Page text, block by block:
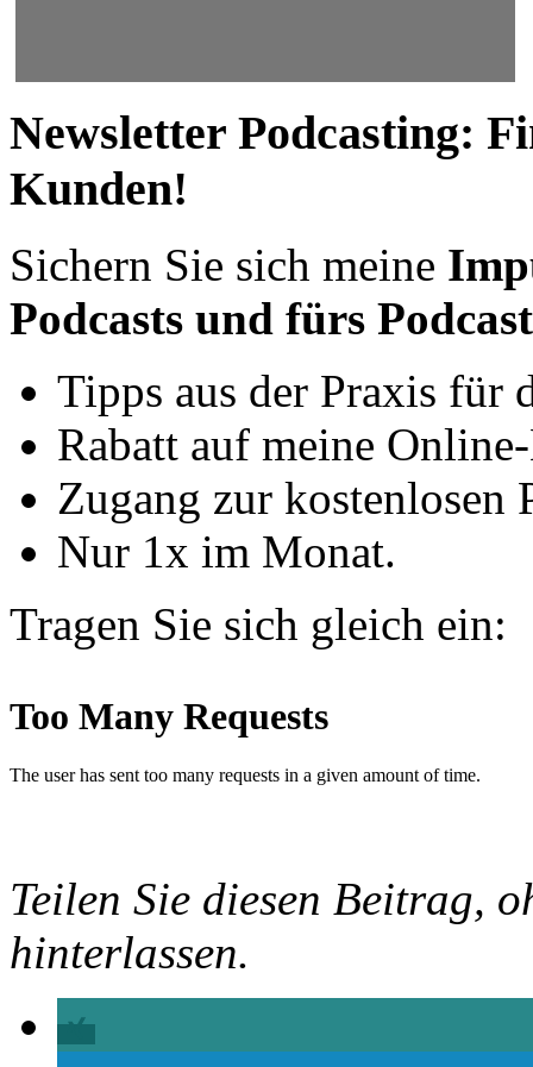
Newsletter Podcasting:
Kunden!
Sichern Sie sich meine
Podcasts und fürs
Tipps aus der Praxis für
Rabatt auf meine
Zugang zur kostenlosen
Nur 1x im Monat.
Tragen Sie sich gleich ein:
Teilen Sie diesen Beitrag,
hinterlassen.